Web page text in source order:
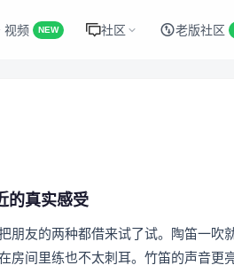
视频 NEW 社区 老版社区
的真实感受
朋友的两种都借来试了试。陶笛一吹
房间里练也不太刺耳。竹笛的声音更